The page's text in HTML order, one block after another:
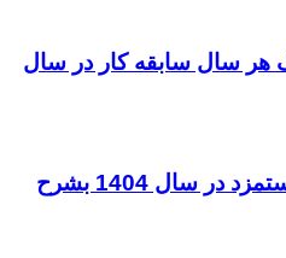
هر سال سابقه کار در سال
معافیت مالیاتی حقوق و دستمزد در سال 1404 بشرح